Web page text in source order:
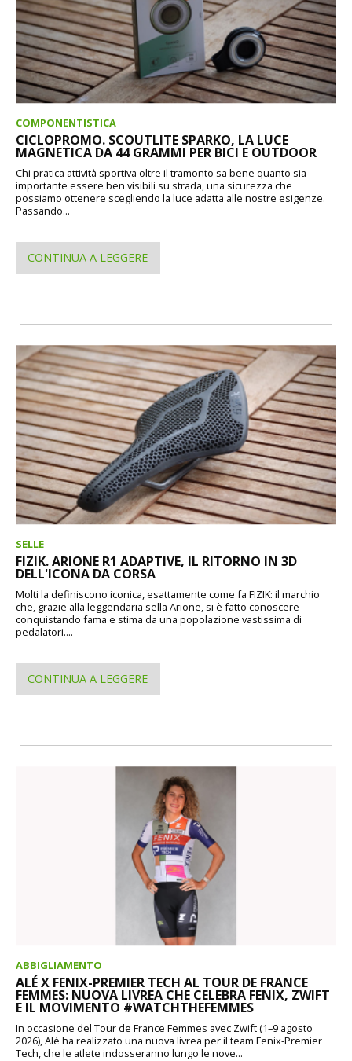
COMPONENTISTICA
CICLOPROMO. SCOUTLITE SPARKO, LA LUCE
MAGNETICA DA 44 GRAMMI PER BICI E OUTDOOR
Chi pratica attività sportiva oltre il tramonto sa bene quanto sia
importante essere ben visibili su strada, una sicurezza che
possiamo ottenere scegliendo la luce adatta alle nostre esigenze.
Passando...
CONTINUA A LEGGERE
SELLE
FIZIK. ARIONE R1 ADAPTIVE, IL RITORNO IN 3D
DELL'ICONA DA CORSA
Molti la definiscono iconica, esattamente come fa FIZIK: il marchio
che, grazie alla leggendaria sella Arione, si è fatto conoscere
conquistando fama e stima da una popolazione vastissima di
pedalatori....
CONTINUA A LEGGERE
ABBIGLIAMENTO
ALÉ X FENIX-PREMIER TECH AL TOUR DE FRANCE
FEMMES: NUOVA LIVREA CHE CELEBRA FENIX, ZWIFT
E IL MOVIMENTO #WATCHTHEFEMMES
In occasione del Tour de France Femmes avec Zwift (1–9 agosto
2026), Alé ha realizzato una nuova livrea per il team Fenix-Premier
Tech, che le atlete indosseranno lungo le nove...